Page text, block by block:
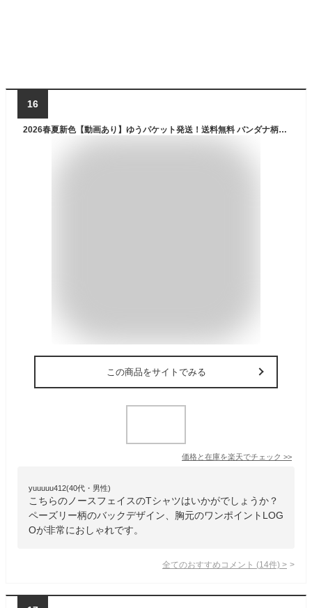
16
2026春夏新色【動画あり】ゆうパケット発送！送料無料 バンダナ柄ロゴ ノースフェイス 半袖Tシャツ メンズ レディース 速乾 生地厚 THE NORTH FACE ショートスリーブ バンダナ スクエアロゴ S/S Bandana Square Logo Tee バックプリント NT32446
この商品をサイトでみる
価格と在庫を楽天でチェック >>
yuuuuu412(40代・男性)
こちらのノースフェイスのTシャツはいかがでしょうか？
ペーズリー柄のバックデザイン、胸元のワンポイントLOG
Oが非常におしゃれです。
全てのおすすめコメント (14件) >